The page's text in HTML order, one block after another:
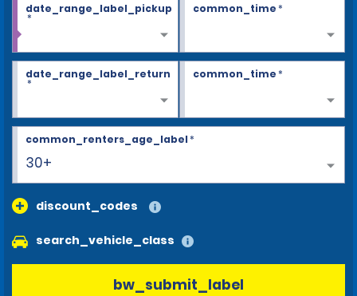
date_range_label_pickup
*
common_time*
date_range_label_return
*
common_time*
30+
common_renters_age_label*
discount_codes
search_vehicle_class
bw_submit_label